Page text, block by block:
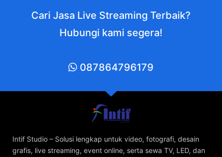
Cari Jasa Live Streaming Terbaik?
Hubungi kami segera!
087864796179
Intif Studio – Solusi lengkap untuk video, fotografi, desain
grafis, live streaming, event online, serta sewa TV, LED, dan